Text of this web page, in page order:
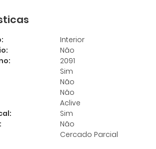
Para Você
e seu telefone que a
liga para você:
se para salvar
e-mail para ter acesso aos
favoritos:
Cadastrar
Interior
Não
2091
Sim
Não
Não
Aclive
Sim
Não
Cercado Parcial